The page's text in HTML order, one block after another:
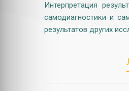
Интерпретация
самодиагностики и
результатов других